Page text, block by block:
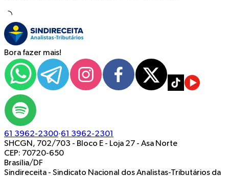
Bora fazer mais!
61 3962-2300·61 3962-2301
SHCGN, 702/703 - Bloco E - Loja 27 - Asa Norte
CEP: 70720-650
Brasília/DF
Sindireceita - Sindicato Nacional dos Analistas-Tributários da